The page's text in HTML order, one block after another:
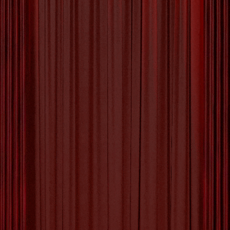
30 SEPTEMBER 2025 MVTTHEATER‣
COMMENTS
Ontdek de Kracht van
Samenwerking met
Schapen Hoeden
Teambuilding